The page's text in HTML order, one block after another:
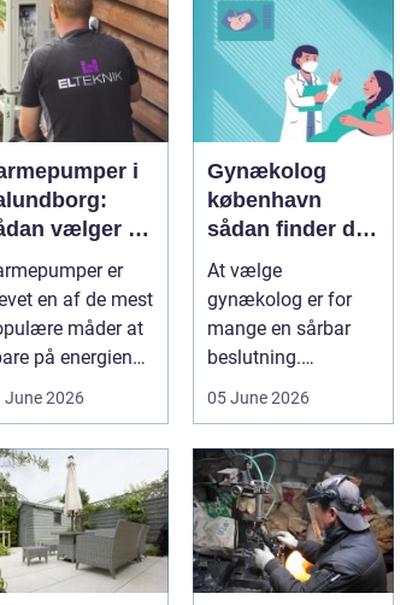
i
vælger du
rigtige
er
en af de mest
måder at
på energien
June 2026
Gynækolog
københavn
sådan finder du
tryg og
professionel
hjælp
At vælge
gynækolog er for
mange en sårbar
beslutning.
foregår i intime...
05 June 2026